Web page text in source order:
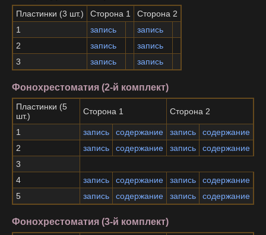
Пластинки (3 шт.) Сторона 1
Сторона 2
1
запись
запись
2
запись
запись
3
запись запись
Фонохрестоматия (2-й комплект)
Пластинки (5
шт.)
Сторона 1 Сторона 2
1 запись содержание запись
содержание
2
запись содержание запись
содержание
3
4
запись содержание запись
содержание
5
запись содержание запись содержание
Фонохрестоматия (3-й комплект)